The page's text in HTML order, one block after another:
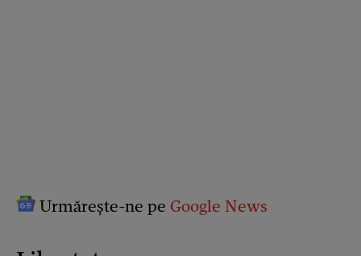
Urmărește-ne pe Google News